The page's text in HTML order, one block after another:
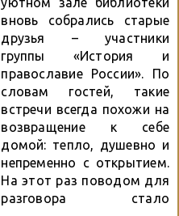
как о страстном
путешественнике и
исследователе Африки. В
рамках встречи студенты
познакомились с
ключевыми этапами
биографии поэта,
услышали
проникновенное
исполнение его стихов.
Особое внимание было
уделено сравнению
вновь собрались старые
друзья – участники
группы «История и
православие России». По
словам гостей, такие
встречи всегда похожи на
возвращение к себе
домой: тепло, душевно и
непременно с открытием.
На этот раз поводом для
разговора стало